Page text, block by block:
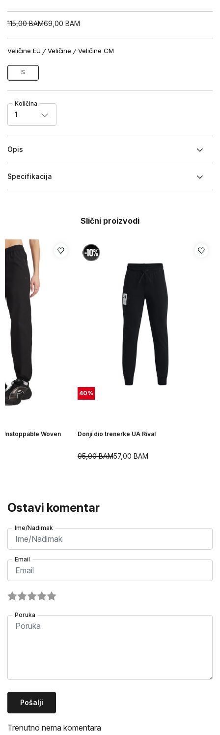
115,00 BAM69,00 BAM
Veličine EU Veličine Veličine CM
S
Količina
1
Opis
Specifikacija
Slični proizvodi
Woven
40%
Donji dio trenerke UA Rival
57,00 BAM
95,00BAM
Ostavi komentar
Ime/Nadimak
Email
Poruka
Pošalji
Trenutno nema komentara